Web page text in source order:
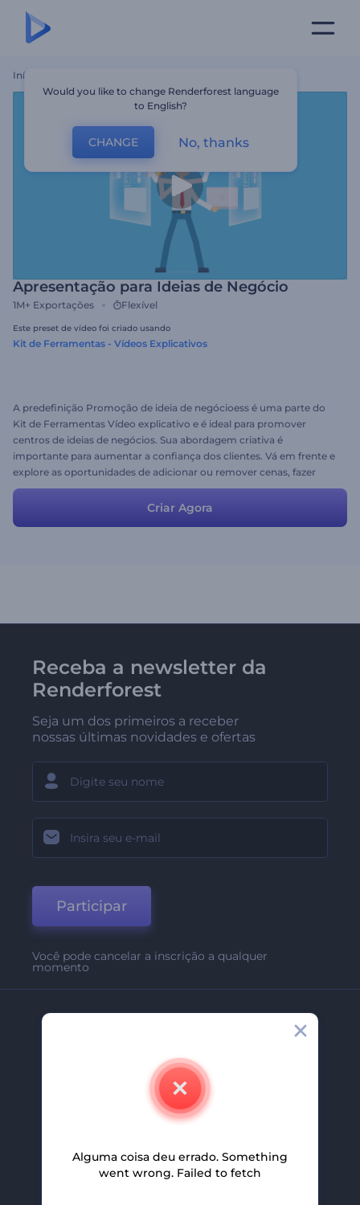
Início
Apresentação para Ideias de Negócio
1M+ Exportações Flexível
Este preset de vídeo foi criado usando
Kit de Ferramentas - Vídeos Explicativos
A predefinição Promoção de ideia de negócioess é uma parte do
Kit de Ferramentas Vídeo explicativo e é ideal para promover
centros de ideias de negócios. Sua abordagem criativa é
importante para aumentar a confiança dos clientes. Vá em frente e
explore as oportunidades de adicionar ou remover cenas, fazer
upload de músicas e alterar cores de textos para a melhor opção.
Criar Agora
Receba a newsletter da
Renderforest
Seja um dos primeiros a receber
nossas últimas novidades e ofertas
Participar
Você pode cancelar a inscrição a qualquer
momento
Contate-Nos
Carreiras
Programa De Afiliados
Would you like to change Renderforest language
to English?
CHANGE No, thanks
Alguma coisa deu errado. Something
went wrong. Failed to fetch